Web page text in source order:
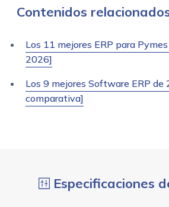
Contenidos
Los 11 mejores ERP para
2026]
Los 9 mejores Software ERP de
comparativa]
Especificaciones